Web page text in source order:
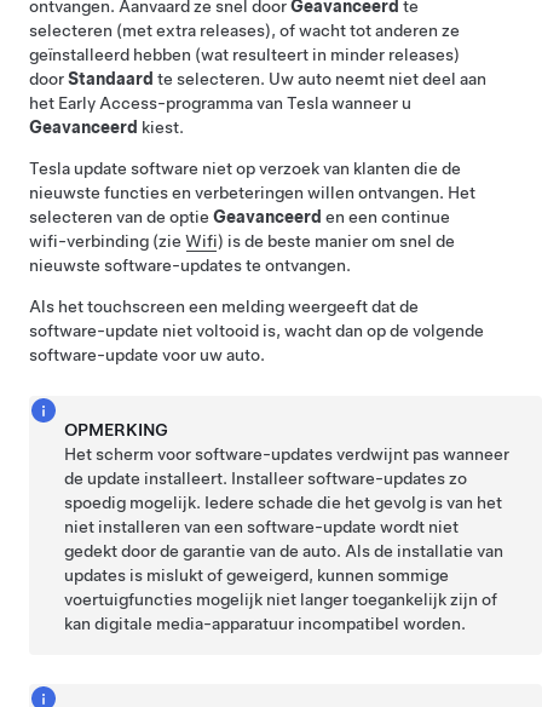
ontvangen. Aanvaard ze snel doorGeavanceerd te
selecteren (met extra releases), of wacht tot anderen ze
geïnstalleerd hebben (wat resulteert in minder releases)
doorStandaard te selecteren. Uw auto neemt niet deel aan
het Early Access-programma van Tesla wanneer u
Geavanceerd kiest.
Tesla update software niet op verzoek van klanten die de
nieuwste functies en verbeteringen willen ontvangen. Het
selecteren van de optie Geavanceerd en een continue
wifi-verbinding (zie Wifi) is de beste manier om snel de
nieuwste software-updates te ontvangen.
Als het touchscreen een melding weergeeft dat de
software-update niet voltooid is, wacht dan op de volgende
software-update voor uw auto.
OPMERKING
Het scherm voor software-updates verdwijnt pas wanneer
de update installeert. Installeer software-updates zo
spoedig mogelijk. Iedere schade die het gevolg is van het
niet installeren van een software-update wordt niet
gedekt door de garantie van de auto. Als de installatie van
updates is mislukt of geweigerd, kunnen sommige
voertuigfuncties mogelijk niet langer toegankelijk zijn of
kan digitale media-apparatuur incompatibel worden.